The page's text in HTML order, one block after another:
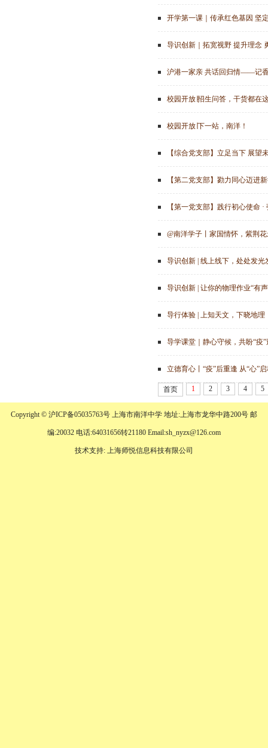
开学第一课｜传承红色基因 坚
导识创新｜拓宽视野 提升理念
沪港一家亲 共话回归情——记
校园开放∣招生问答，干货都在
校园开放∣下一站，南洋！
【综合党支部】立足当下 展
【第二党支部】勠力同心迈
【第一党支部】践行初心使命
@南洋学子丨家国情怀，紫荆
导识创新 | 线上线下，处处发光
导识创新 | 让你的物理作业“有
导行体验 | 上知天文，下晓地
导学课堂｜静心守候，共盼“疫
立德育心丨“疫”后重逢 从“心”
首页 1 2 3 4 5
Copyright © 沪ICP备05035763号 上海市南洋中学 地址:上海市龙华中路200号 邮
编:20032 电话:64031656转21180 Email:sh_nyzx@126.com
技术支持: 上海师悦信息科技有限公司